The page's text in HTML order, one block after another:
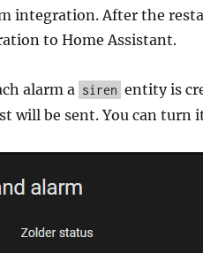
integration. After the
to Home Assistant.
alarm a siren entity is
will be sent. You can turn